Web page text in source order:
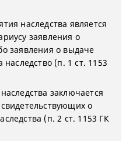
наследства является
заявления о
заявления о выдаче
наследство (п. 1 ст. 1153
заключается
о
(п. 2 ст. 1153 ГК